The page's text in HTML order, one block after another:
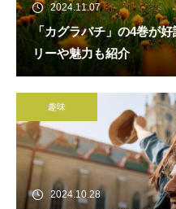
2024.11.07
「カグラバチ」の4巻が
リーや魅力も紹介
趣味
2024.10.28